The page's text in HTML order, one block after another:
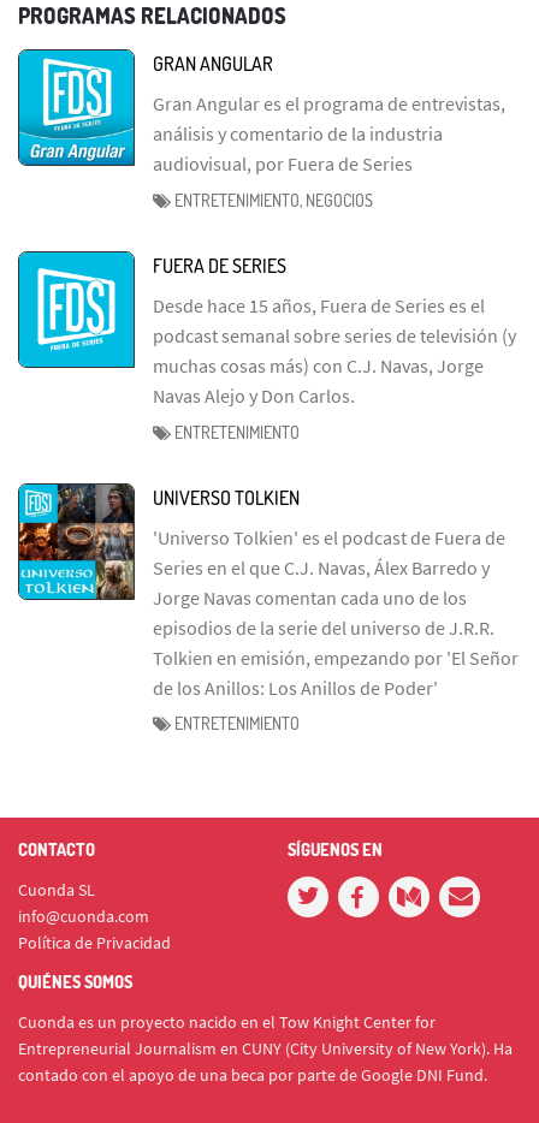
PROGRAMAS RELACIONADOS
GRAN ANGULAR
Gran Angular es el programa de entrevistas,
análisis y comentario de la industria
audiovisual, por Fuera de Series
ENTRETENIMIENTO, NEGOCIOS
FUERA DE SERIES
Desde hace 15 años, Fuera de Series es el
podcast semanal sobre series de televisión (y
muchas cosas más) con C.J. Navas, Jorge
Navas Alejo y Don Carlos.
ENTRETENIMIENTO
UNIVERSO TOLKIEN
'Universo Tolkien' es el podcast de Fuera de
Series en el que C.J. Navas, Álex Barredo y
Jorge Navas comentan cada uno de los
episodios de la serie del universo de J.R.R.
Tolkien en emisión, empezando por 'El Señor
de los Anillos: Los Anillos de Poder'
ENTRETENIMIENTO
CONTACTO
Cuonda SL
info@cuonda.com
Política de Privacidad
SÍGUENOS EN
QUIÉNES SOMOS
Cuonda es un proyecto nacido en el Tow Knight Center for
Entrepreneurial Journalism en CUNY (City University of New York). Ha
contado con el apoyo de una beca por parte de Google DNI Fund.